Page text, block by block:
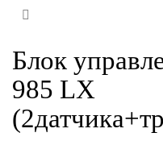
Блок
985 LX